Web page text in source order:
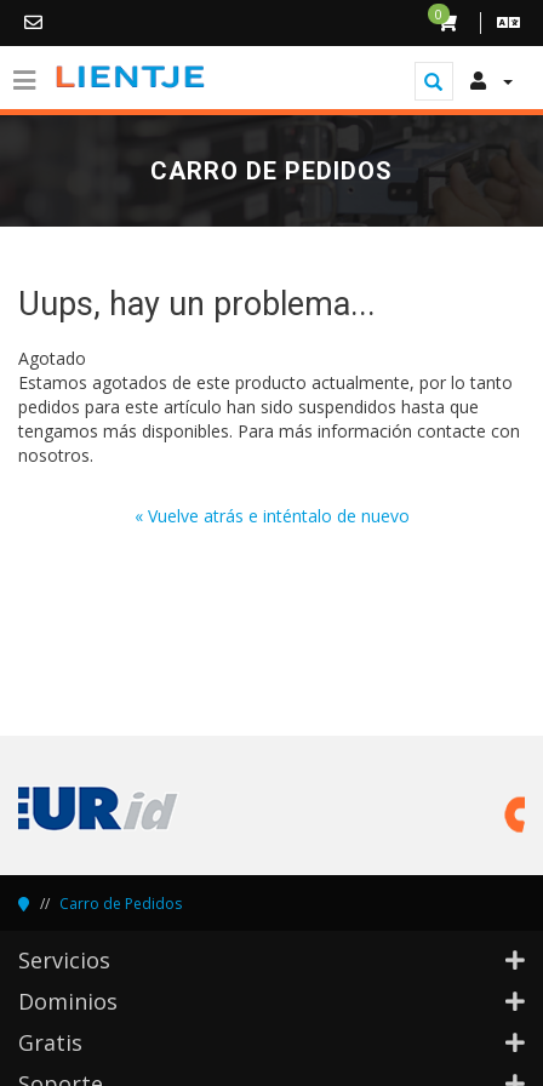
0
CARRO DE PEDIDOS
Uups, hay un problema...
Agotado
Estamos agotados de este producto actualmente, por lo tanto
pedidos para este artículo han sido suspendidos hasta que
tengamos más disponibles. Para más información contacte con
nosotros.
« Vuelve atrás e inténtalo de nuevo
Carro de Pedidos
Servicios
Dominios
Gratis